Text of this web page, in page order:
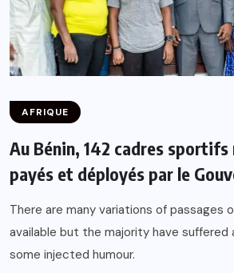
AFRIQUE
Au Bénin, 142 cadres
payés et déployés par le
There are many variations of passages
available but the majority have
some injected humour.